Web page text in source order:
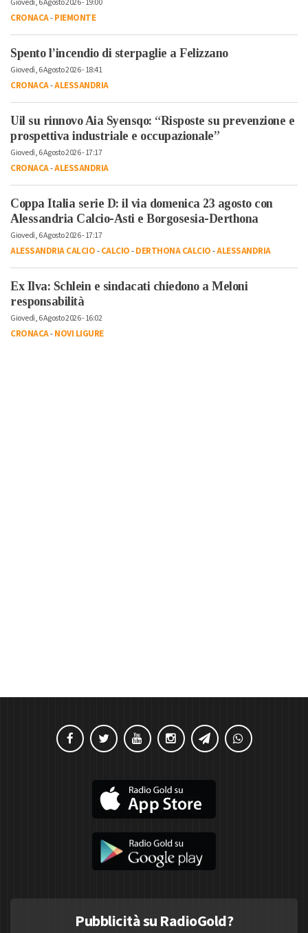
Giovedì, 6 Agosto 2026 - 19:00
CRONACA-PIEMONTE
Spento l’incendio di sterpaglie a Felizzano
Giovedì, 6 Agosto 2026 - 18:41
CRONACA-ALESSANDRIA
Uil su rinnovo Aia Syensqo: “Risposte su prevenzione e
prospettiva industriale e occupazionale”
Giovedì, 6 Agosto 2026 - 17:17
CRONACA-ALESSANDRIA
Coppa Italia serie D: il via domenica 23 agosto con
Alessandria Calcio-Asti e Borgosesia-Derthona
Giovedì, 6 Agosto 2026 - 17:17
ALESSANDRIA CALCIO-CALCIO-DERTHONA CALCIO-ALESSANDRIA
Ex Ilva: Schlein e sindacati chiedono a Meloni
responsabilità
Giovedì, 6 Agosto 2026 - 16:02
CRONACA-NOVI LIGURE
Pubblicità su RadioGold?